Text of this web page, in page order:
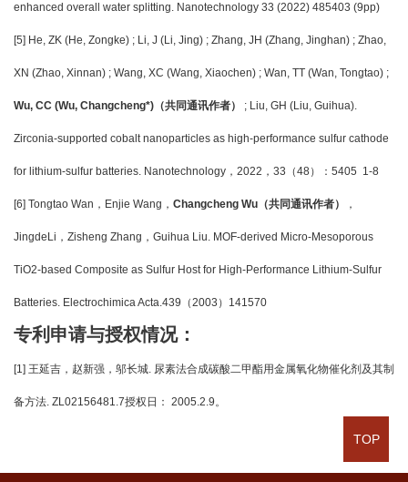
enhanced overall water splitting. Nanotechnology 33 (2022) 485403 (9pp)
[5] He, ZK (He, Zongke) ; Li, J (Li, Jing) ; Zhang, JH (Zhang, Jinghan) ; Zhao,
XN (Zhao, Xinnan) ; Wang, XC (Wang, Xiaochen) ; Wan, TT (Wan, Tongtao) ;
Wu, CC (Wu, Changcheng*) （共同通讯作者） ; Liu, GH (Liu, Guihua).
Zirconia-supported cobalt nanoparticles as high-performance sulfur cathode
for lithium-sulfur batteries. Nanotechnology ，2022，33（48）：5405 1-8
[6] Tongtao Wan ，Enjie Wang， Changcheng Wu（共同通讯作者） ，
JingdeLi，Zisheng Zhang，Guihua Liu. MOF-derived Micro-Mesoporous
TiO2-based Composite as Sulfur Host for High-Performance Lithium-Sulfur
Batteries. Electrochimica Acta.439（2003）141570
专利申请与授权情况：
[1] 王延吉，赵新强，邬长城. 尿素法合成碳酸二甲酯用金属氧化物催化剂及其制
备方法. ZL02156481.7授权日： 2005.2.9。
TOP